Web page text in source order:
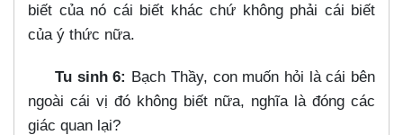
biết của nó cái biết khác chứ không phải cái biết
của ý thức nữa.
Tu sinh 6: Bạch Thầy, con muốn hỏi là cái bên
ngoài cái vị đó không biết nữa, nghĩa là đóng các
giác quan lại?